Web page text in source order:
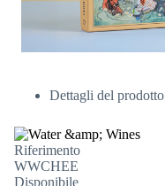
Dettagli del prodotto
Riferimento
WWCHEE
Disponibile